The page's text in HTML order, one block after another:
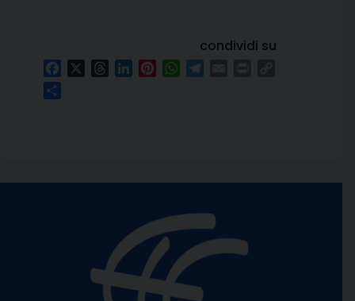
condividi su
FacebookThreadsLinkedInPinterestWhatsApp